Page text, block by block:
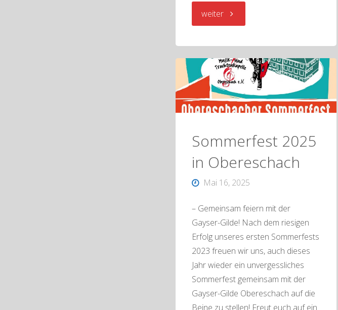
weiter"Musikerball
–
Fasnetstimmung
im
Scheunenfieber!"
Sommerfest 2025
in Obereschach
Mai 16, 2025
– Gemeinsam feiern mit der
Gayser-Gilde! Nach dem riesigen
Erfolg unseres ersten Sommerfests
2023 freuen wir uns, auch dieses
Jahr wieder ein unvergessliches
Sommerfest gemeinsam mit der
Gayser-Gilde Obereschach auf die
Beine zu stellen! Freut euch auf ein